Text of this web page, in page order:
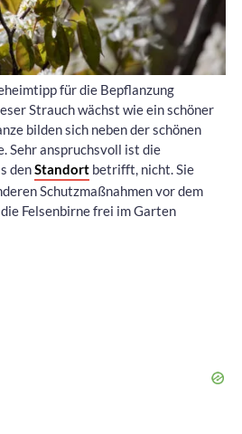
für die Bepflanzung
Strauch wächst wie ein schöner
bilden sich neben der schönen
Sehr anspruchsvoll ist die
denStandort betrifft, nicht. Sie
Schutzmaßnahmen vor dem
Felsenbirne frei im Garten